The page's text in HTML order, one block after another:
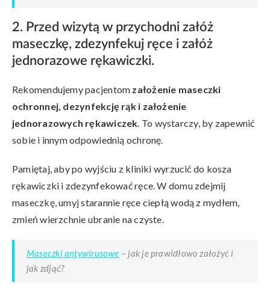
2. Przed wizytą w przychodni załóż
maseczkę, zdezynfekuj ręce i załóż
jednorazowe rękawiczki.
Rekomendujemy pacjentom założenie maseczki
ochronnej, dezynfekcję rąk i założenie
jednorazowych rękawiczek. To wystarczy, by zapewnić
sobie i innym odpowiednią ochronę.
Pamiętaj, aby po wyjściu z kliniki wyrzucić do kosza
rękawiczki i zdezynfekować ręce. W domu zdejmij
maseczkę, umyj starannie ręce ciepłą wodą z mydłem,
zmień wierzchnie ubranie na czyste.
Maseczki antywirusowe – jak je prawidłowo założyć i
jak zdjąć?